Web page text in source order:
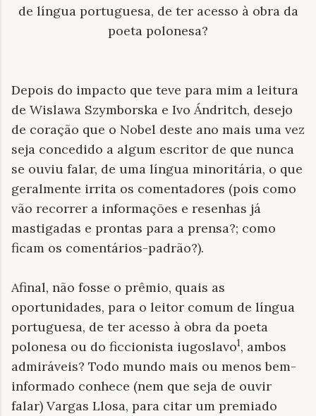
de língua portuguesa, de ter acesso à obra da
poeta polonesa?
Depois do impacto que teve para mim a leitura
de Wislawa Szymborska e Ivo Ándritch, desejo
de coração que o Nobel deste ano mais uma vez
seja concedido a algum escritor de que nunca
se ouviu falar, de uma língua minoritária, o que
geralmente irrita os comentadores (pois como
vão recorrer a informações e resenhas já
mastigadas e prontas para a prensa?; como
ficam os comentários-padrão?).
Afinal, não fosse o prêmio, quais as
oportunidades, para o leitor comum de língua
portuguesa, de ter acesso à obra da poeta
polonesa ou do ficcionista iugoslavo1, ambos
admiráveis? Todo mundo mais ou menos bem-
informado conhece (nem que seja de ouvir
falar) Vargas Llosa, para citar um premiado